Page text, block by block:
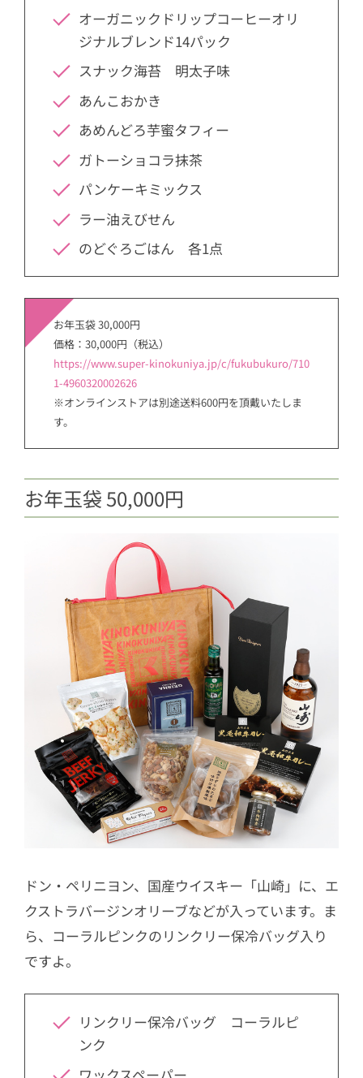
オーガニックドリップコーヒーオリ
ジナルブレンド14パック
スナック海苔 明太子味
あんこおかき
あめんどろ芋蜜タフィー
ガトーショコラ抹茶
パンケーキミックス
ラー油えびせん
のどぐろごはん 各1点
お年玉袋 30,000円
価格：30,000円（税込）
https://www.super-kinokuniya.jp/c/fukubukuro/710
1-4960320002626
※オンラインストアは別途送料600円を頂戴いたしま
す。
お年玉袋 50,000円
ドン・ペリニヨン、国産ウイスキー「山崎」に、エ
クストラバージンオリーブなどが入っています。ま
ら、コーラルピンクのリンクリー保冷バッグ入り
ですよ。
リンクリー保冷バッグ コーラルピ
ンク